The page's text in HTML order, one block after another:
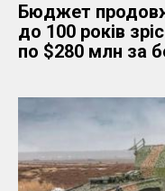
Бюджет
до 100 років
по $280 млн за